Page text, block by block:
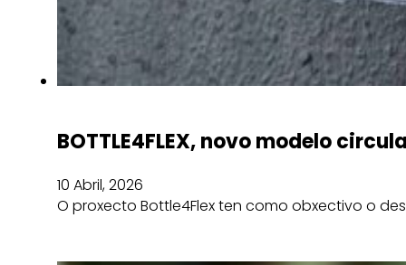
BOTTLE4FLEX, novo modelo
10 Abril, 2026
O proxecto Bottle4Flex ten como obxectivo o